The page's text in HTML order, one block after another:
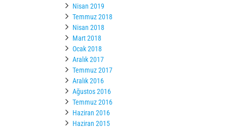
Nisan 2019
Temmuz 2018
Nisan 2018
Mart 2018
Ocak 2018
Aralık 2017
Temmuz 2017
Aralık 2016
Ağustos 2016
Temmuz 2016
Haziran 2016
Haziran 2015